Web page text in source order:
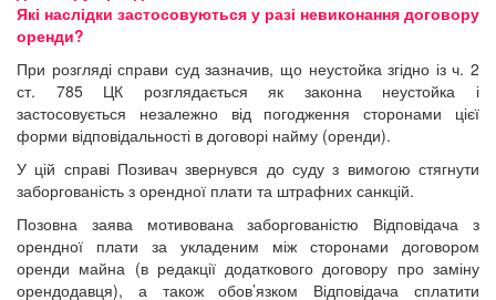
Які наслідки застосовуються у разі невиконання договору
оренди?
При розгляді справи суд зазначив, що неустойка згідно із ч. 2
ст. 785 ЦК розглядається як законна неустойка і
застосовується незалежно від погодження сторонами цієї
форми відповідальності в договорі найму (оренди).
У цій справі Позивач звернувся до суду з вимогою стягнути
заборгованість з орендної плати та штрафних санкцій.
Позовна заява мотивована заборгованістю Відповідача з
орендної плати за укладеним між сторонами договором
оренди майна (в редакції додаткового договору про заміну
орендодавця), а також обов’язком Відповідача сплатити